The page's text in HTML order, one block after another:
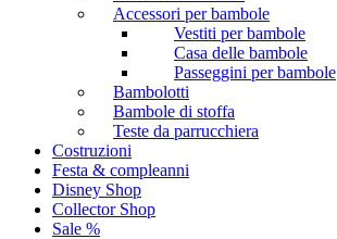
Accessori per bambole
Vestiti per bambole
Casa delle bambole
Passeggini per bambole
Bambolotti
Bambole di stoffa
Teste da parrucchiera
Costruzioni
Festa & compleanni
Disney Shop
Collector Shop
Sale %